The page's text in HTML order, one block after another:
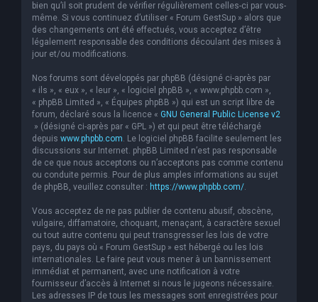
bien qu’il soit prudent de vérifier régulièrement celles-ci par vous-
même. Si vous continuez d’utiliser « Forum GestSup » alors que
des changements ont été effectués, vous acceptez d’être
légalement responsable des conditions découlant des mises à
jour et/ou modifications.
Nos forums sont développés par phpBB (désigné ci-après par
« ils », « eux », « leur », « logiciel phpBB », « www.phpbb.com »,
« phpBB Limited », « Équipes phpBB ») qui est un script libre de
forum, déclaré sous la licence « GNU General Public License v2
» (désigné ci-après par « GPL ») et qui peut être téléchargé
depuis www.phpbb.com. Le logiciel phpBB facilite seulement les
discussions sur Internet. phpBB Limited n’est pas responsable
de ce que nous acceptons ou n’acceptons pas comme contenu
ou conduite permis. Pour de plus amples informations au sujet
de phpBB, veuillez consulter : https://www.phpbb.com/.
Vous acceptez de ne pas publier de contenu abusif, obscène,
vulgaire, diffamatoire, choquant, menaçant, à caractère sexuel
ou tout autre contenu qui peut transgresser les lois de votre
pays, du pays où « Forum GestSup » est hébergé ou les lois
internationales. Le faire peut vous mener à un bannissement
immédiat et permanent, avec une notification à votre
fournisseur d’accès à Internet si nous le jugeons nécessaire.
Les adresses IP de tous les messages sont enregistrées pour